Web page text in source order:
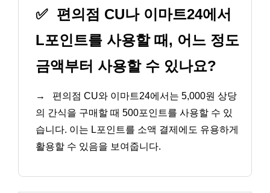
✅ 편의점 CU나 이마트24에서
L포인트를 사용할 때, 어느 정도
금액부터 사용할 수 있나요?
→
편의점 CU와 이마트24에서는 5,000원 상당
의 간식을 구매할 때 500포인트를 사용할 수 있
습니다. 이는 L포인트를 소액 결제에도 유용하게
활용할 수 있음을 보여줍니다.